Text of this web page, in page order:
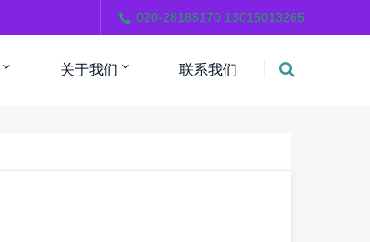
020-28185170 13016013265
关于我们 联系我们